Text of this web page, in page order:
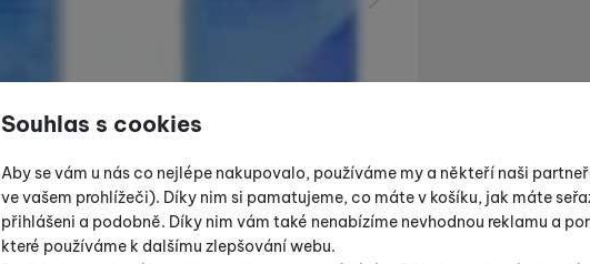
Souhlas s cookies
Aby se vám u nás co nejlépe nakupovalo, používáme my a někteří naši
ve vašem prohlížeči). Díky nim si pamatujeme, co máte v košíku, jak máte
přihlášeni a podobně. Díky nim vám také nenabízíme nevhodnou reklamu a
které používáme k dalšímu zlepšování webu.